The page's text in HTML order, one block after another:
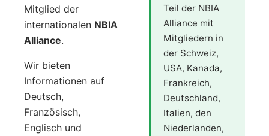
Mitglied der
internationalen NBIA
Alliance.
Wir bieten
Informationen auf
Deutsch,
Französisch,
Englisch und
Teil der NBIA
Alliance mit
Mitgliedern in
der Schweiz,
USA, Kanada,
Frankreich,
Deutschland,
Italien, den
Niederlanden,